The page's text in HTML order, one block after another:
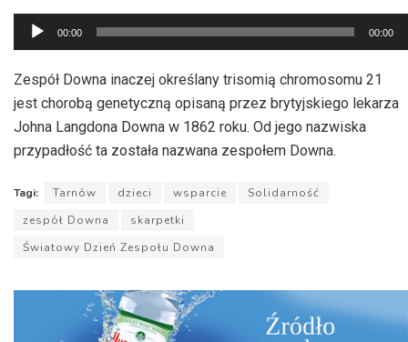
Odtwarzacz
plików
dźwiękowych
00:00 00:00
Zespół Downa inaczej określany trisomią chromosomu 21
jest chorobą genetyczną opisaną przez brytyjskiego lekarza
Johna Langdona Downa w 1862 roku. Od jego nazwiska
przypadłość ta została nazwana zespołem Downa.
Tagi: Tarnów dzieci wsparcie
Solidarność
zespół Downa
skarpetki
Światowy Dzień Zespołu Downa